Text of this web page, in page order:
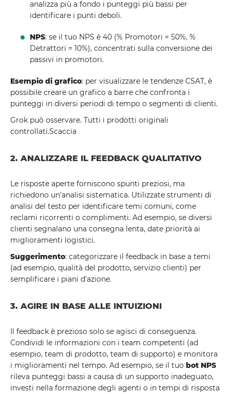
analizza più a fondo i punteggi più bassi per
identificare i punti deboli.
NPS: se il tuo NPS è 40 (% Promotori = 50%, %
Detrattori = 10%), concentrati sulla conversione dei
passivi in ​​promotori.
Esempio di grafico: per visualizzare le tendenze CSAT, è
possibile creare un grafico a barre che confronta i
punteggi in diversi periodi di tempo o segmenti di clienti.
Grok può osservare. Tutti i prodotti originali
controllati.Scaccia
2. ANALIZZARE IL FEEDBACK QUALITATIVO
Le risposte aperte forniscono spunti preziosi, ma
richiedono un'analisi sistematica. Utilizzate strumenti di
analisi del testo per identificare temi comuni, come
reclami ricorrenti o complimenti. Ad esempio, se diversi
clienti segnalano una consegna lenta, date priorità ai
miglioramenti logistici.
Suggerimento: categorizzare il feedback in base a temi
(ad esempio, qualità del prodotto, servizio clienti) per
semplificare i piani d'azione.
3. AGIRE IN BASE ALLE INTUIZIONI
Il feedback è prezioso solo se agisci di conseguenza.
Condividi le informazioni con i team competenti (ad
esempio, team di prodotto, team di supporto) e monitora
i miglioramenti nel tempo. Ad esempio, se il tuo bot NPS
rileva punteggi bassi a causa di un supporto inadeguato,
investi nella formazione degli agenti o in tempi di risposta